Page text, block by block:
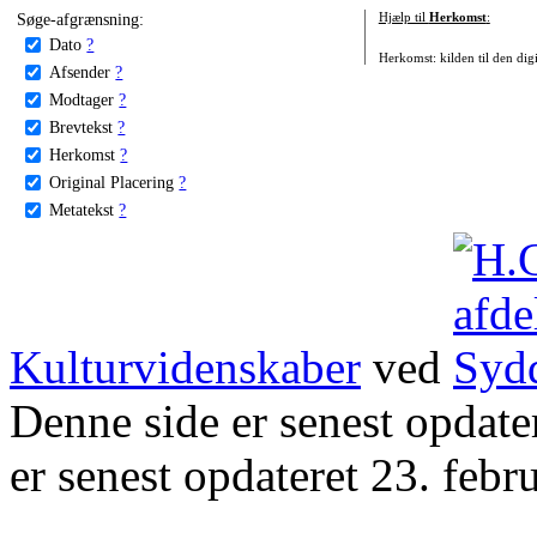
Søge-afgrænsning:
Dato ?
Afsender ?
Modtager ?
Brevtekst ?
Herkomst ?
Original Placering ?
Metatekst ?
Hjælp til Herkomst:
Herkomst: kilden til den
Kulturvidenskaber ved
Denne side er senest
er senest opdateret 23.